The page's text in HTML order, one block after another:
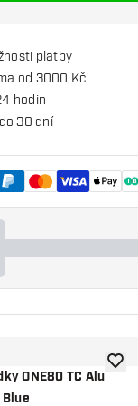
platby
od 3000 Kč
hodin
30 dní
přání
ONE80 TC Alu